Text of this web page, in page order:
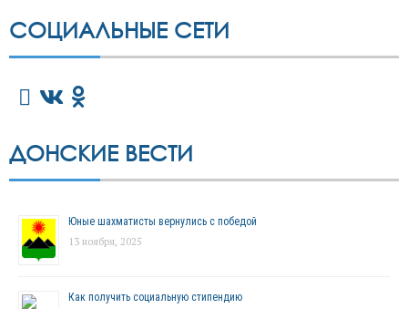
СОЦИАЛЬНЫЕ СЕТИ
ДОНСКИЕ ВЕСТИ
Юные шахматисты вернулись с победой
13 ноября, 2025
Как получить социальную стипендию